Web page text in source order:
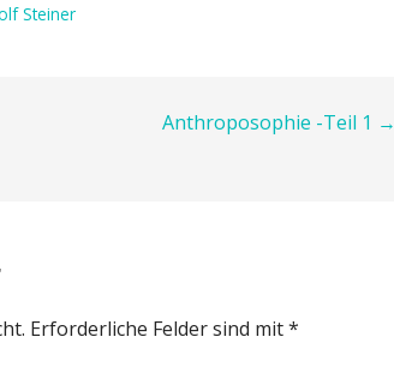
Steiner
Anthroposophie -Teil 1 →
Erforderliche Felder sind mit*